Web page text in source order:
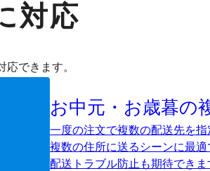
対応
できます。
お中元・お歳暮の
一度の注文で複数の配送先を
複数の住所に送るシーンに最
配送トラブル防止も期待できま